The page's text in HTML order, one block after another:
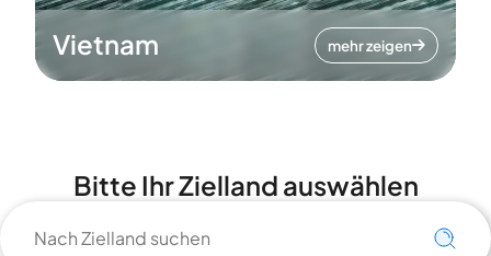
Vietnam mehr zeigen
Bitte Ihr Zielland auswählen